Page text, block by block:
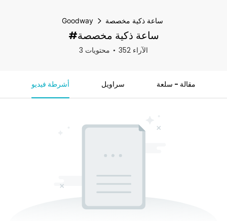
Goodway ساعة ذكية مخصصة
#ساعة ذكية مخصصة
3 محتويات 352 الآراء
أشرطة فيديو سراويل مقالة - سلعة